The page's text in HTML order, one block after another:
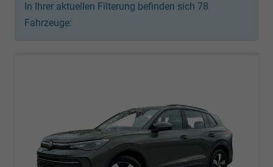
In Ihrer aktuellen Filterung befinden sich 78
Fahrzeuge: